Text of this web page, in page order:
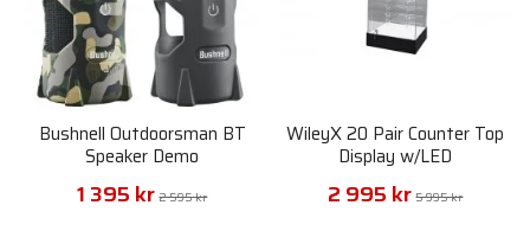
Bushnell Outdoorsman BT
Speaker Demo
1 395 kr 2 595 kr
WileyX 20 Pair Counter Top
Display w/LED
2 995 kr 5 995 kr